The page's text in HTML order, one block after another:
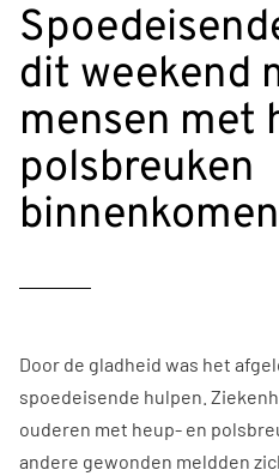
dit weekend
mensen met
polsbreuken
binnenkomen
Door de gladheid was het
spoedeisende hulpen.
ouderen met heup- en
andere gewonden meldden